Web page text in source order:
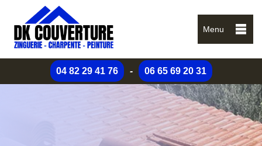
Menu
04 82 29 41 76 - 06 65 69 20 31